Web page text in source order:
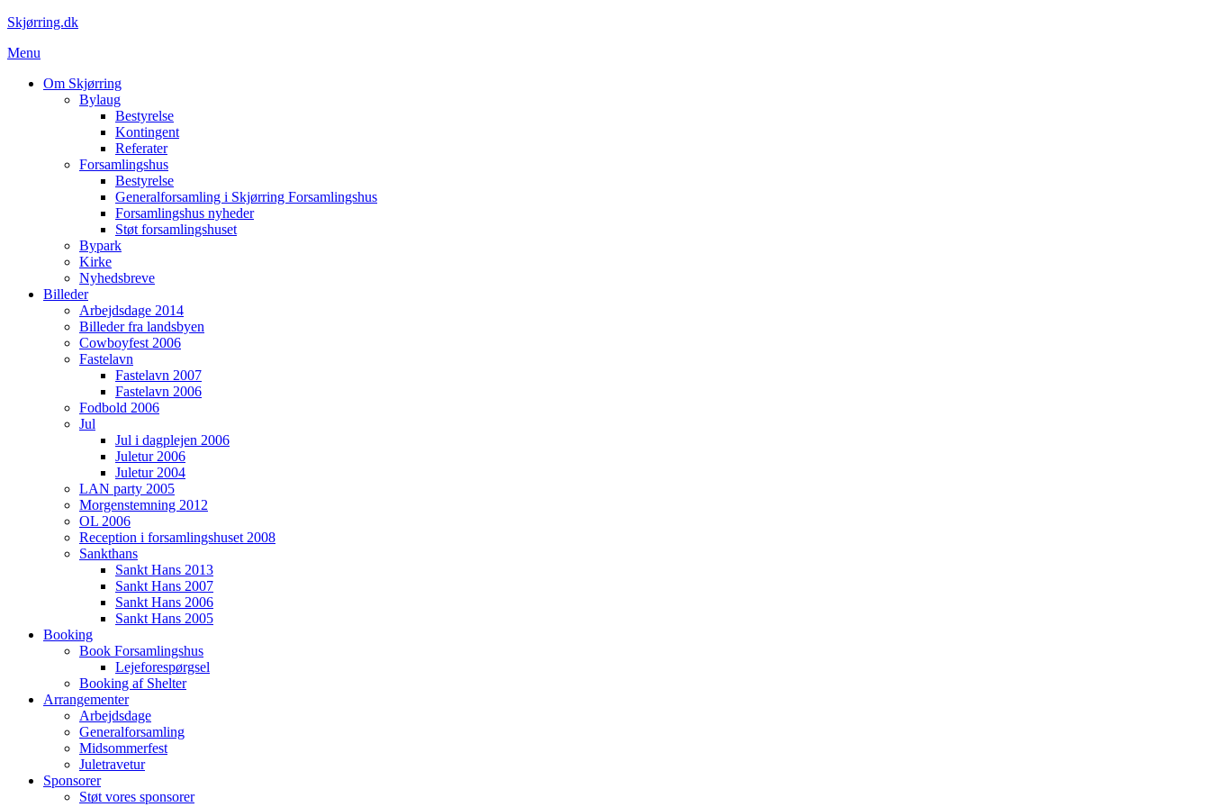
Spring
indhold
Skjørring.dk
Menu
Om Skjørring
Bylaug
Bestyrelse
Kontingent
Referater
Forsamlingshus
Bestyrelse
Generalforsamling i Skjørring Forsamlingshus
Forsamlingshus nyheder
Støt forsamlingshuset
Bypark
Kirke
Nyhedsbreve
Billeder
Arbejdsdage 2014
Billeder fra landsbyen
Cowboyfest 2006
Fastelavn
Fastelavn 2007
Fastelavn 2006
Fodbold 2006
Jul
Jul i dagplejen 2006
Juletur 2006
Juletur 2004
LAN party 2005
Morgenstemning 2012
OL 2006
Reception i forsamlingshuset 2008
Sankthans
Sankt Hans 2013
Sankt Hans 2007
Sankt Hans 2006
Sankt Hans 2005
Booking
Book Forsamlingshus
Lejeforespørgsel
Booking af Shelter
Arrangementer
Arbejdsdage
Generalforsamling
Midsommerfest
Juletravetur
Sponsorer
Støt vores sponsorer